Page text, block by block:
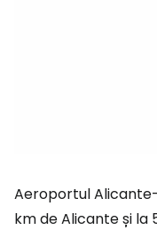
Aeroportul
km de Alicante și la